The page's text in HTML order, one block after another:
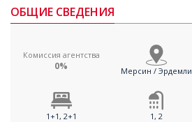
ОБЩИЕ СВЕДЕНИЯ
Комиссия агентства
0% Мерсин / Эрдемли
1+1, 2+1 1, 2